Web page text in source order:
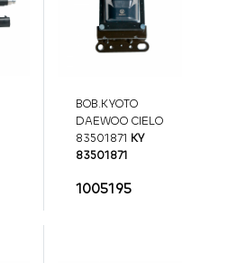
BOB.KYOTO
DAEWOO CIELO
83501871 KY
83501871
1005195